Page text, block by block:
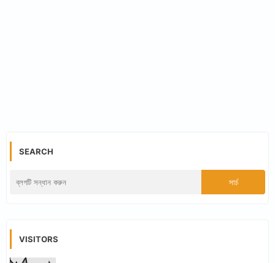
SEARCH
VISITORS